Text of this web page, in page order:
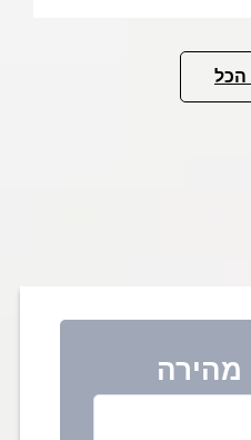
הכל
מהירה